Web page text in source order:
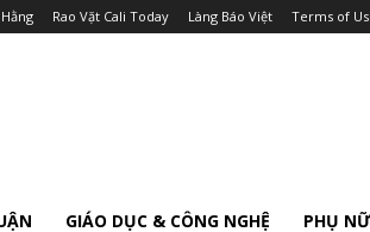
Rao Vặt Cali Today Làng Báo Việt Terms of
GIÁO DỤC & CÔNG NGHỆ PHỤ NỮ